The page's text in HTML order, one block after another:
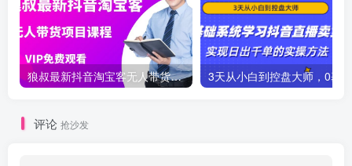
狼叔最新抖音淘宝客无人带货项目课程
评论 抢沙发